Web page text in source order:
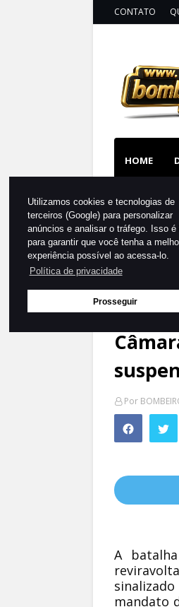
Utilizamos cookies e tecnologias de
terceiros (Google) para personalizar
anúncios e analisar o tráfego. Isso é
para garantir que você tenha a
experiência possível ao acessa-lo.
Política de privacidade
Prosseguir
CONTATO
HOME
Página inicial
decisiva!
Por
A
mandato